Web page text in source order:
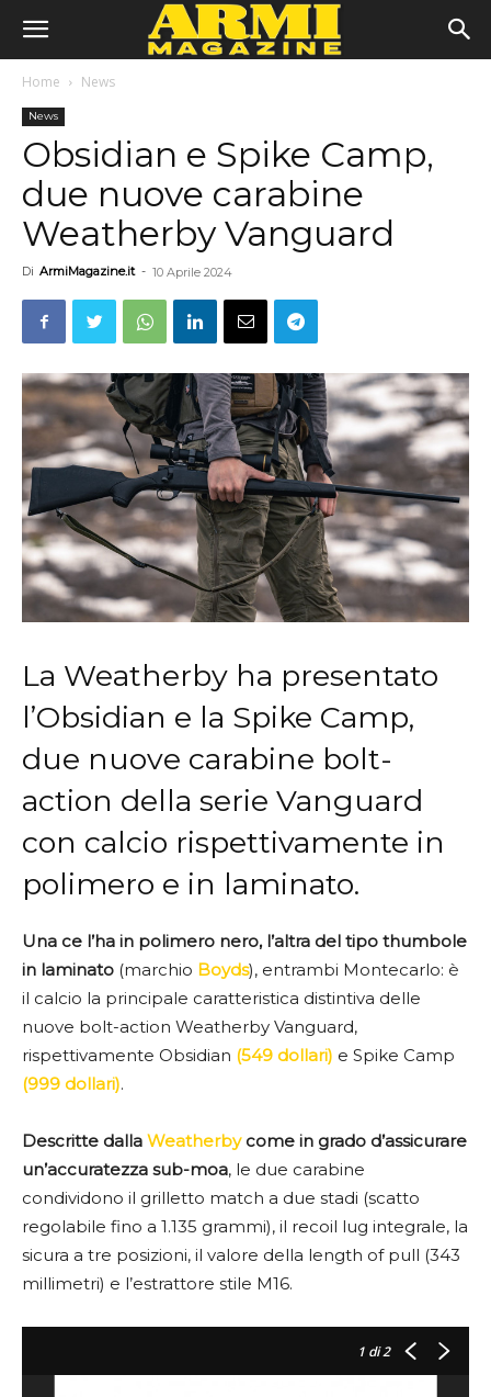
Home News
News
Obsidian e Spike Camp,
due nuove carabine
Weatherby Vanguard
Di ArmiMagazine.it - 10 Aprile 2024
La Weatherby ha presentato
l’Obsidian e la Spike Camp,
due nuove carabine bolt-
action della serie Vanguard
con calcio rispettivamente in
polimero e in laminato.
Una ce l’ha in polimero nero, l’altra del tipo thumbole
in laminato (marchio Boyds), entrambi Montecarlo: è
il calcio la principale caratteristica distintiva delle
nuove bolt-action Weatherby Vanguard,
rispettivamente Obsidian (549 dollari) e Spike Camp
(999 dollari).
Descritte dalla Weatherbycome in grado d’assicurare
un’accuratezza sub-moa, le due carabine
condividono il grilletto match a due stadi (scatto
regolabile fino a 1.135 grammi), il recoil lug integrale, la
sicura a tre posizioni, il valore della length of pull (343
millimetri) e l’estrattore stile M16.
1 di 2